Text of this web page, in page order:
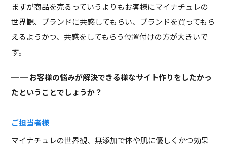
ますが商品を売るっていうよりもお客様にマイナチュレの
世界観、ブランドに共感してもらい、ブランドを買ってもら
えるようかつ、共感をしてもらう位置付けの方が大きいで
す。
─ お客様の悩みが解決できる様なサイト作りをしたかっ
たということでしょうか？
ご担当者様
マイナチュレの世界観、無添加で体や肌に優しくかつ効果